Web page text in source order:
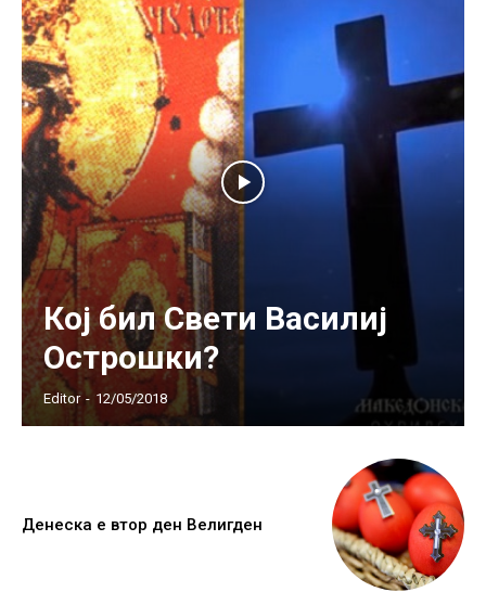
Кој бил Свети Василиј
Острошки?
Editor - 12/05/2018
Денеска е втор ден Велигден